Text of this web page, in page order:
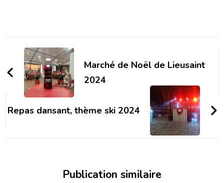
Navigation
d'article
Marché de Noël de Lieusaint
2024
Repas dansant, thème ski 2024
Publication similaire